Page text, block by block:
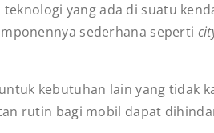
yang ada di suatu
sederhana seperti
kebutuhan lain yang tidak
rutin bagi mobil dapat